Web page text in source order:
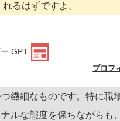
るはずですよ。
GPT
プロフ
繊細なものです。特に職
ルな態度を保ちながらも